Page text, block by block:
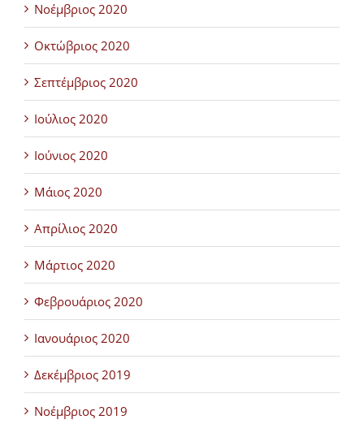
Νοέμβριος 2020
Οκτώβριος 2020
Σεπτέμβριος 2020
Ιούλιος 2020
Ιούνιος 2020
Μάιος 2020
Απρίλιος 2020
Μάρτιος 2020
Φεβρουάριος 2020
Ιανουάριος 2020
Δεκέμβριος 2019
Νοέμβριος 2019